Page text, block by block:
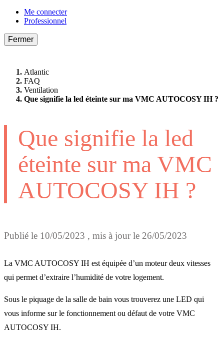
Me connecter
Professionnel
Fermer
Atlantic
FAQ
Ventilation
Que signifie la led éteinte sur ma VMC AUTOCOSY IH ?
Que signifie la led
éteinte sur ma VMC
AUTOCOSY IH ?
Publié le 10/05/2023 , mis à jour le 26/05/2023
La VMC AUTOCOSY IH est équipée d’un moteur deux vitesses
qui permet d’extraire l’humidité de votre logement.
Sous le piquage de la salle de bain vous trouverez une LED qui
vous informe sur le fonctionnement ou défaut de votre VMC
AUTOCOSY IH.